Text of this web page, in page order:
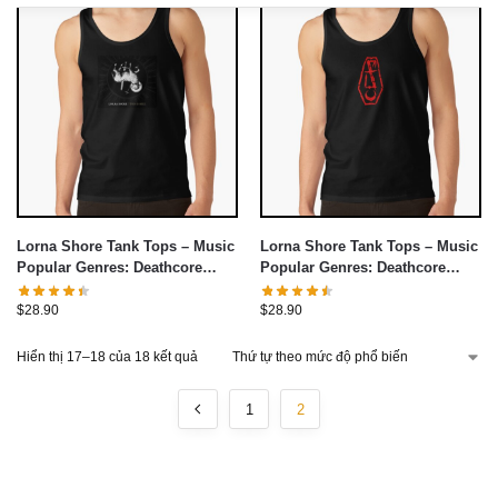
Lorna Shore Tank Tops – Music
Popular Genres: Deathcore
Tank Top
$28.90
Lorna Shore Tank Tops – Music
Popular Genres: Deathcore
Tank Top
$28.90
Hiển thị 17–18 của 18 kết quả
1 2